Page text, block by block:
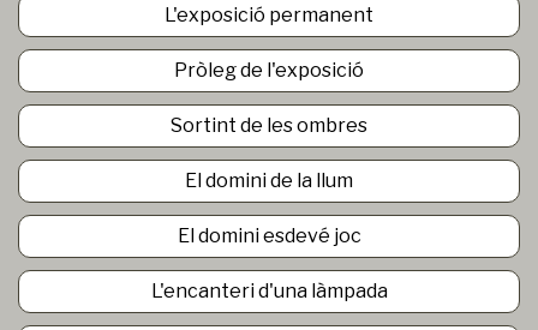
L'exposició permanent
Pròleg de l'exposició
Sortint de les ombres
El domini de la llum
El domini esdevé joc
L'encanteri d'una làmpada